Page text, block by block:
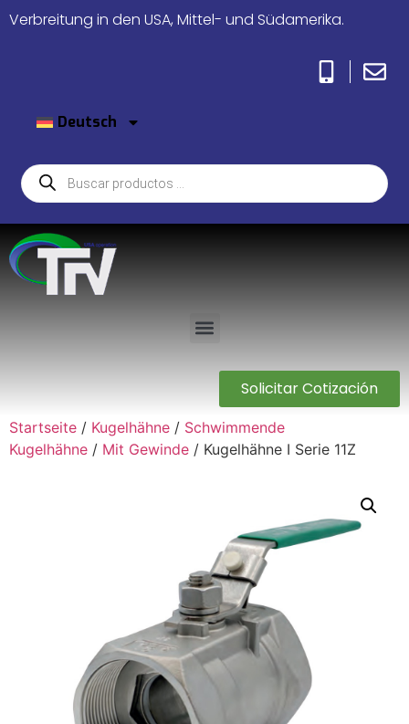
Verbreitung in den USA, Mittel- und Südamerika.
Deutsch
Solicitar Cotización
Startseite / Kugelhähne / Schwimmende
Kugelhähne / Mit Gewinde / Kugelhähne I Serie 11Z